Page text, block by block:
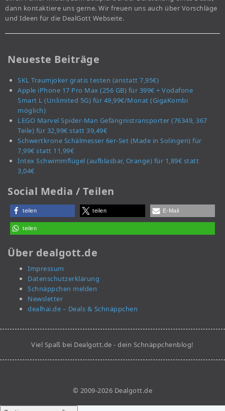
dann kontaktiere uns gerne. Wir freuen uns auch über Vorschläge
und Ideen für die DealGott Webseite.
Neueste Beiträge
SKL Traumjoker gratis testen (anstatt 7,95€)
Apple iPhone 17 Pro Max (256 GB) für 399€ + Vodafone
Smart L (Unlimited 5G) für 49,99€/Monat (GigaKombi
möglich)
LEGO Marvel Spider-Man Gefängnistransporter (76349, 367
Teile) für 32,99€ statt 39,49€
Schwertkrone Schälmesser 6er-Set (Made in Solingen) für
7,99€ statt 11,99€
Intex Schwimmflügel (aufblasbar, Orange) für 1,89€ statt
3,04€
Social Media / Teilen
teilen teilen E-Mail
teilen
Über dealgott.de
Impressum
Datenschutzerklärung
Schnäppchen melden
Newsletter
dealhai.de – Deals & Schnäppchen
Viel Spaß bei Dealgott.de - dein Schnäppchenblog!
© 2009-2026 Dealgott.de